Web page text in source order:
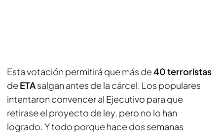
Esta votación permitirá que más de40 terroristas
de ETAsalgan antes de la cárcel. Los populares
intentaron convencer al Ejecutivo para que
retirase el proyecto de ley, pero no lo han
logrado. Y todo porque hace dos semanas